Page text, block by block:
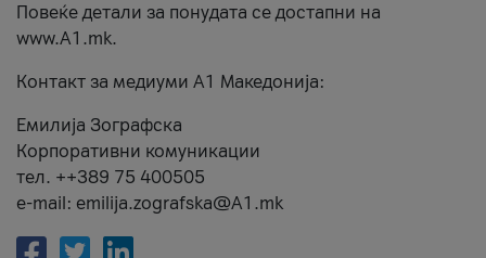
Повеќе детали за понудата се достапни на
www.А1.mk.
Контакт за медиуми А1 Македонија:
Емилија Зографска
Корпоративни комуникации
тел. ++389 75 400505
e-mail: emilija.zografska@A1.mk